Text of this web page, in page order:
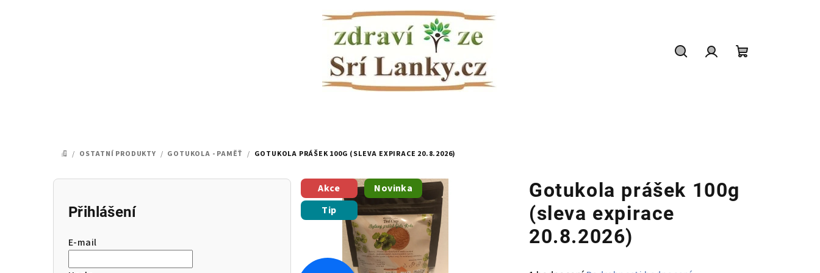
DOMŮ
/ OSTATNÍ PRODUKTY / GOTUKOLA - PAMĚŤ / GOTUKOLA PRÁŠEK 100G (SLEVA EXPIRACE 20.8.2026)
P
Přihlášení
E-mail
Gotukola prášek 100g
(sleva expirace
20.8.2026)
Akce
Novinka
Tip